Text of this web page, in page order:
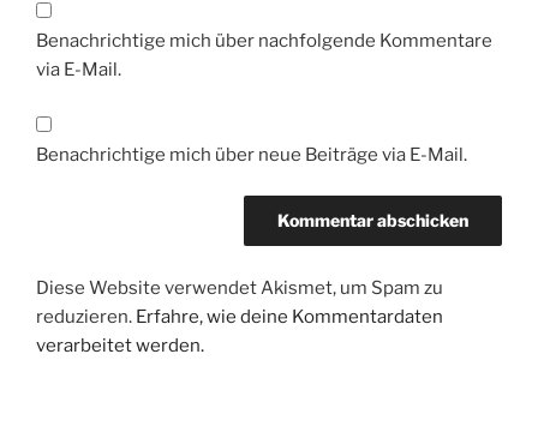
Benachrichtige mich über nachfolgende Kommentare
via E-Mail.
Benachrichtige mich über neue Beiträge via E-Mail.
Diese Website verwendet Akismet, um Spam zu
reduzieren. Erfahre, wie deine Kommentardaten
verarbeitet werden.